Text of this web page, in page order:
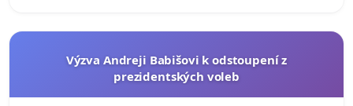
Výzva Andreji Babišovi k odstoupení z
prezidentských voleb